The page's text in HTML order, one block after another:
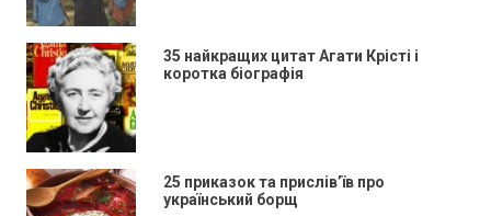
35 найкращих цитат Агати Крісті і
коротка біографія
25 приказок та прислів’їв про
український борщ